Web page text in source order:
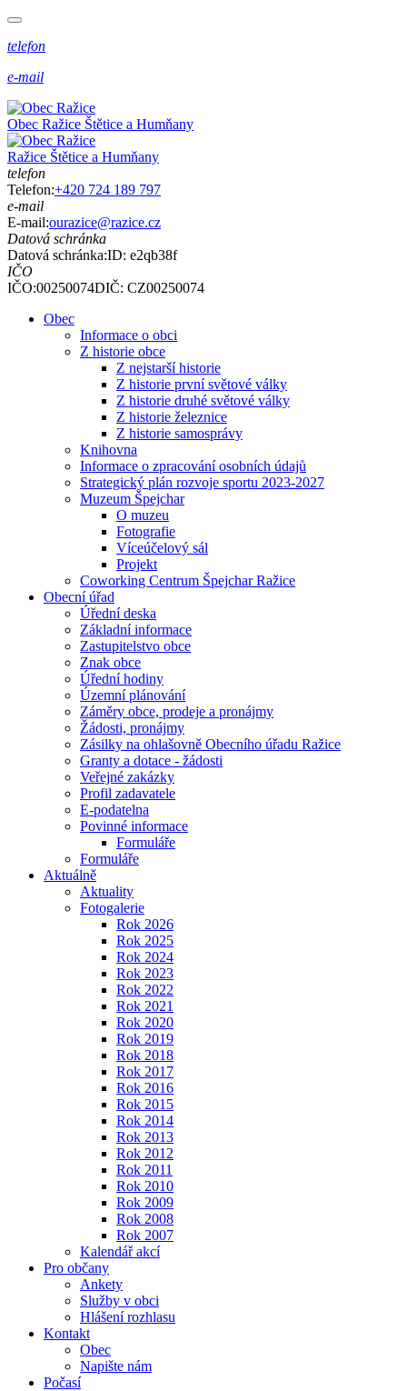
telefon
e-mail
Obec Ražice Štětice a Humňany
Ražice Štětice a Humňany
telefon
Telefon:+420 724 189 797
e-mail
E-mail:ourazice@razice.cz
Datová schránka
Datová schránka:ID: e2qb38f
IČO
IČO:00250074DIČ: CZ00250074
Obec
Informace o obci
Z historie obce
Z nejstarší historie
Z historie první světové války
Z historie druhé světové války
Z historie železnice
Z historie samosprávy
Knihovna
Informace o zpracování osobních údajů
Strategický plán rozvoje sportu 2023-2027
Muzeum Špejchar
O muzeu
Fotografie
Víceúčelový sál
Projekt
Coworking Centrum Špejchar Ražice
Obecní úřad
Úřední deska
Základní informace
Zastupitelstvo obce
Znak obce
Úřední hodiny
Územní plánování
Záměry obce, prodeje a pronájmy
Žádosti, pronájmy
Zásilky na ohlašovně Obecního úřadu Ražice
Granty a dotace - žádosti
Veřejné zakázky
Profil zadavatele
E-podatelna
Povinné informace
Formuláře
Formuláře
Aktuálně
Aktuality
Fotogalerie
Rok 2026
Rok 2025
Rok 2024
Rok 2023
Rok 2022
Rok 2021
Rok 2020
Rok 2019
Rok 2018
Rok 2017
Rok 2016
Rok 2015
Rok 2014
Rok 2013
Rok 2012
Rok 2011
Rok 2010
Rok 2009
Rok 2008
Rok 2007
Kalendář akcí
Pro občany
Ankety
Služby v obci
Hlášení rozhlasu
Kontakt
Obec
Napište nám
Počasí